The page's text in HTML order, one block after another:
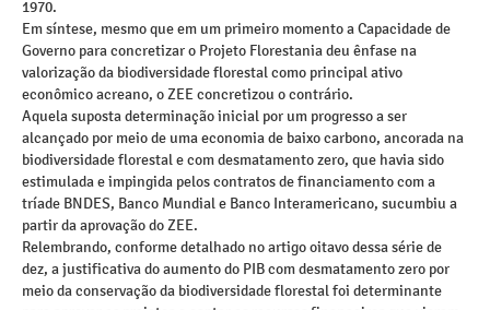
1970.
Em síntese, mesmo que em um primeiro momento a Capacidade de
Governo para concretizar o Projeto Florestania deu ênfase na
valorização da biodiversidade florestal como principal ativo
econômico acreano, o ZEE concretizou o contrário.
Aquela suposta determinação inicial por um progresso a ser
alcançado por meio de uma economia de baixo carbono, ancorada na
biodiversidade florestal e com desmatamento zero, que havia sido
estimulada e impingida pelos contratos de financiamento com a
tríade BNDES, Banco Mundial e Banco Interamericano, sucumbiu a
partir da aprovação do ZEE.
Relembrando, conforme detalhado no artigo oitavo dessa série de
dez, a justificativa do aumento do PIB com desmatamento zero por
meio da conservação da biodiversidade florestal foi determinante